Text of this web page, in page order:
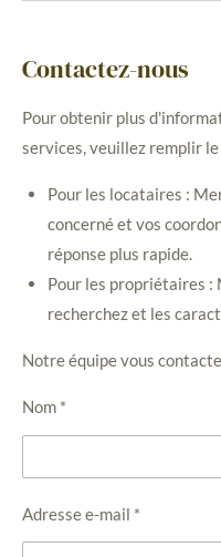
Contactez-nous
Pour obtenir plus
services, veuillez remplir
Pour les locataires :
concerné et vos
réponse plus rapide.
Pour les propriétaires :
recherchez et les
Notre équipe vous
Nom *
Adresse e-mail *